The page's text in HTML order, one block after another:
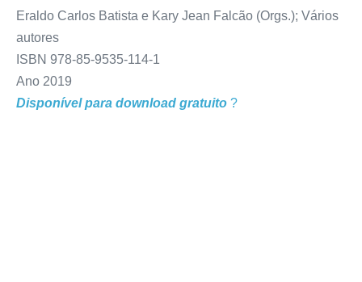
Eraldo Carlos Batista e Kary Jean Falcão (Orgs.); Vários
autores
ISBN 978-85-9535-114-1
Ano 2019
Disponível para download gratuito ?